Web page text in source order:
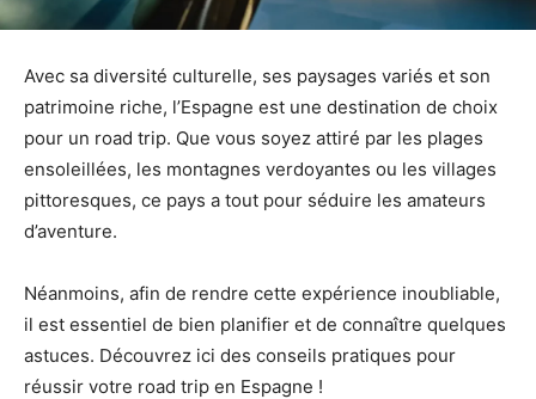
Avec sa diversité culturelle, ses paysages variés et son
patrimoine riche, l’Espagne est une destination de choix
pour un road trip. Que vous soyez attiré par les plages
ensoleillées, les montagnes verdoyantes ou les villages
pittoresques, ce pays a tout pour séduire les amateurs
d’aventure.
Néanmoins, afin de rendre cette expérience inoubliable,
il est essentiel de bien planifier et de connaître quelques
astuces. Découvrez ici des conseils pratiques pour
réussir votre road trip en Espagne !